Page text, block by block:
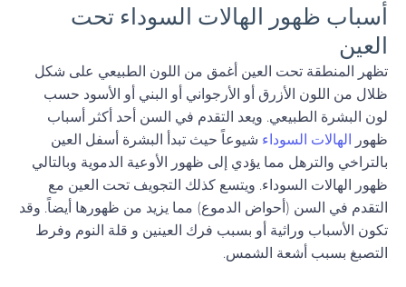
أسباب ظهور الهالات السوداء تحت
العين
تظهر المنطقة تحت العين أغمق من اللون الطبيعي على شكل
ظلال من اللون الأزرق أو الأرجواني أو البني أو الأسود حسب
لون البشرة الطبيعي. ويعد التقدم في السن أحد أكثر أسباب
ظهور الهالات السوداء شيوعاً حيث تبدأ البشرة أسفل العين
بالتراخي والترهل مما يؤدي إلى ظهور الأوعية الدموية وبالتالي
ظهور الهالات السوداء. ويتسع كذلك التجويف تحت العين مع
التقدم في السن (أحواض الدموع) مما يزيد من ظهورها أيضاً. وقد
تكون الأسباب وراثية أو بسبب فرك العينين و قلة النوم وفرط
التصبغ بسبب أشعة الشمس.